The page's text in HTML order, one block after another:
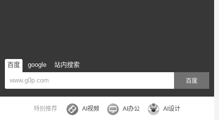
百度 google 站内搜索
百度
特别推荐 AI视频 AI办公 AI设计